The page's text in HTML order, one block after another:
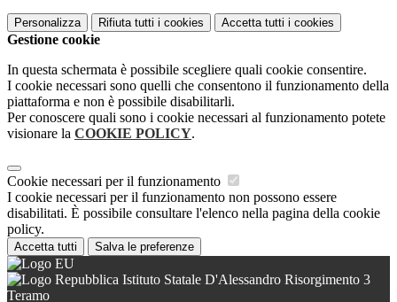
Personalizza Rifiuta tutti i cookies Accetta tutti i cookies
Gestione cookie
In questa schermata è possibile scegliere quali cookie consentire.
I cookie necessari sono quelli che consentono il funzionamento della
piattaforma e non è possibile disabilitarli.
Per conoscere quali sono i cookie necessari al funzionamento potete
visionare la COOKIE POLICY.
Cookie necessari per il funzionamento
I cookie necessari per il funzionamento non possono essere
disabilitati. È possibile consultare l'elenco nella pagina della cookie
policy.
Accetta tutti Salva le preferenze
Istituto Statale D'Alessandro Risorgimento 3
Teramo